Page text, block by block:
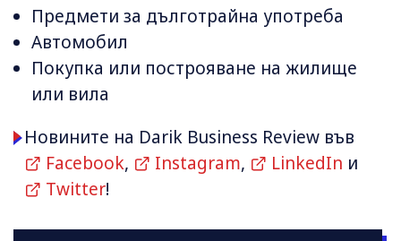
Предмети за дълготрайна употреба
Автомобил
Покупка или построяване на жилище
или вила
Новините на Darik Business Review във
Facebook, Instagram, LinkedIn и
Twitter!